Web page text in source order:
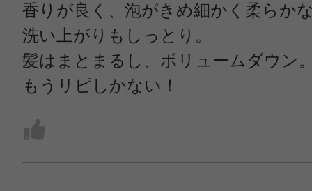
香りが良く、泡がきめ細かく柔らか
洗い上がりもしっとり。
髪はまとまるし、ボリュームダウン
もうリピしかない！